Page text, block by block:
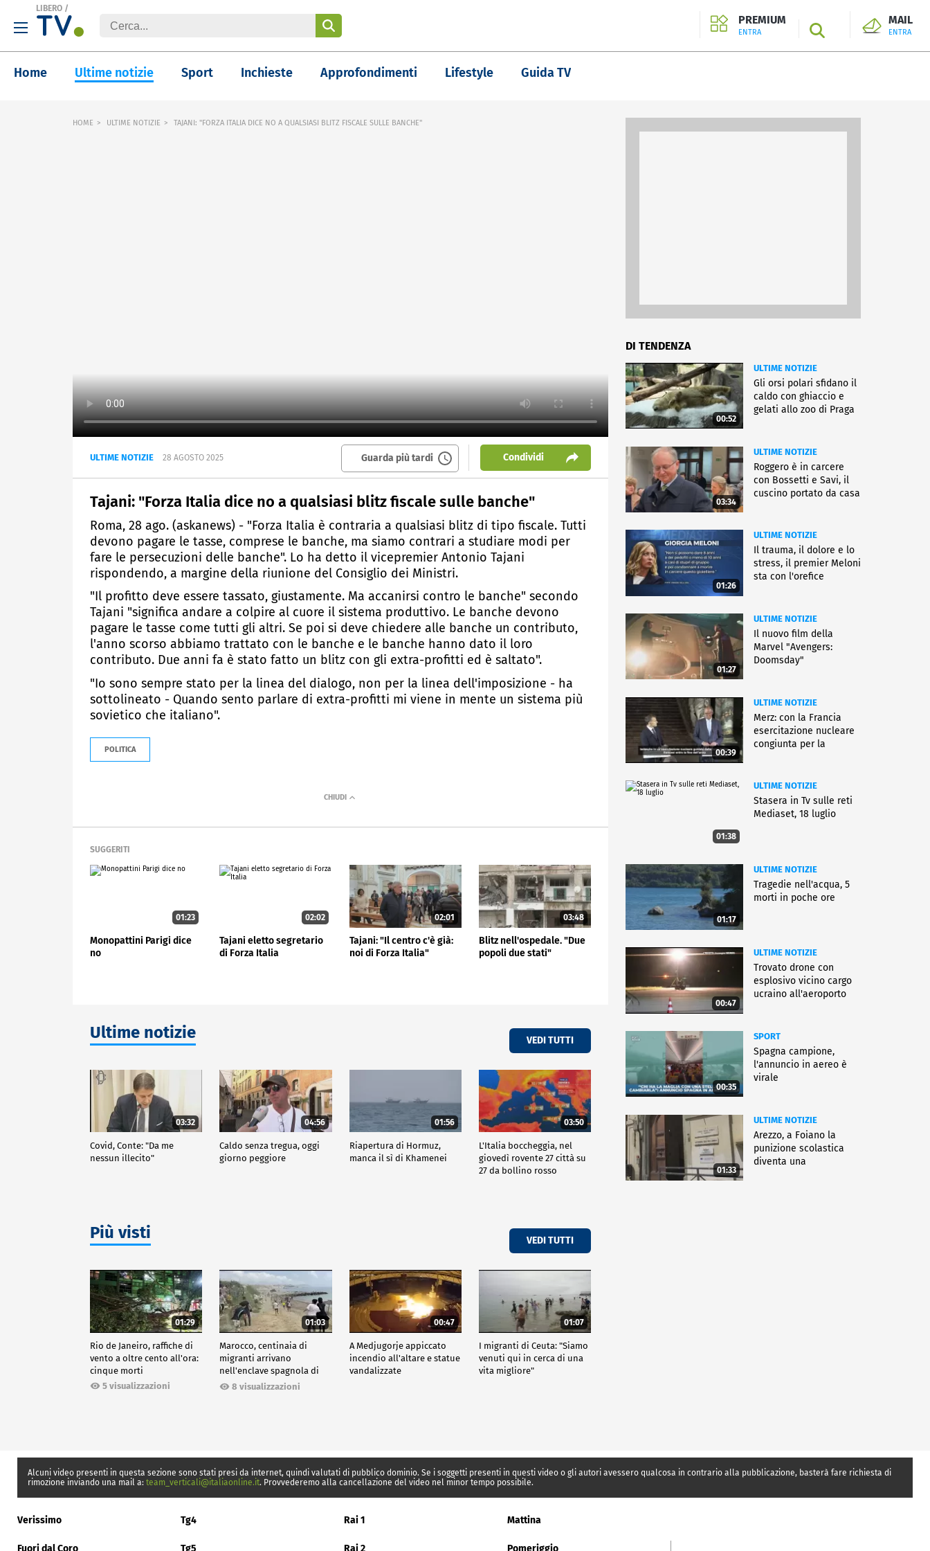
LIBERO /
PREMIUM
ENTRA SEARCH
MAIL
ENTRA
Home Ultime notizie Sport Inchieste Approfondimenti Lifestyle Guida TV
HOME ULTIME NOTIZIE TAJANI: "FORZA ITALIA DICE NO A QUALSIASI BLITZ FISCALE SULLE BANCHE"
ULTIME NOTIZIE 28 AGOSTO 2025 Guarda più tardi Condividi
Tajani: "Forza Italia dice no a qualsiasi blitz fiscale sulle banche"
Roma, 28 ago. (askanews) - "Forza Italia è contraria a qualsiasi blitz di tipo fiscale. Tutti
devono pagare le tasse, comprese le banche, ma siamo contrari a studiare modi per
fare le persecuzioni delle banche". Lo ha detto il vicepremier Antonio Tajani
rispondendo, a margine della riunione del Consiglio dei Ministri.
"Il profitto deve essere tassato, giustamente. Ma accanirsi contro le banche" secondo
Tajani "significa andare a colpire al cuore il sistema produttivo. Le banche devono
pagare le tasse come tutti gli altri. Se poi si deve chiedere alle banche un contributo,
l'anno scorso abbiamo trattato con le banche e le banche hanno dato il loro
contributo. Due anni fa è stato fatto un blitz con gli extra-profitti ed è saltato".
"Io sono sempre stato per la linea del dialogo, non per la linea dell'imposizione - ha
sottolineato - Quando sento parlare di extra-profitti mi viene in mente un sistema più
sovietico che italiano".
POLITICA
SUGGERITI
01:23
Monopattini Parigi dice
no
02:02
Tajani eletto segretario
di Forza Italia
02:01
Tajani: "Il centro c'è già:
noi di Forza Italia"
03:48
Blitz nell'ospedale. "Due
popoli due stati"
Ultime notizie VEDI TUTTI
03:32
Covid, Conte: "Da me
nessun illecito"
04:56
Caldo senza tregua, oggi
giorno peggiore
01:56
Riapertura di Hormuz,
manca il sì di Khamenei
03:50
L'Italia boccheggia, nel
giovedì rovente 27 città su
27 da bollino rosso
Più visti VEDI TUTTI
01:29
Rio de Janeiro, raffiche di
vento a oltre cento all'ora:
cinque morti
5 visualizzazioni
01:03
Marocco, centinaia di
migranti arrivano
nell'enclave spagnola di
Ceuta8 visualizzazioni
00:47
A Medjugorje appiccato
incendio all'altare e statue
vandalizzate
01:07
I migranti di Ceuta: "Siamo
venuti qui in cerca di una
vita migliore"
DI TENDENZA
00:52
ULTIME NOTIZIE
Gli orsi polari sfidano il
caldo con ghiaccio e
gelati allo zoo di Praga
03:34
ULTIME NOTIZIE
Roggero è in carcere
con Bossetti e Savi, il
cuscino portato da casa
01:26
ULTIME NOTIZIE
Il trauma, il dolore e lo
stress, il premier Meloni
sta con l'orefice
01:27
ULTIME NOTIZIE
Il nuovo film della
Marvel "Avengers:
Doomsday"
00:39
ULTIME NOTIZIE
Merz: con la Francia
esercitazione nucleare
congiunta per la
01:38
ULTIME NOTIZIE
Stasera in Tv sulle reti
Mediaset, 18 luglio
01:17
ULTIME NOTIZIE
Tragedie nell'acqua, 5
morti in poche ore
00:47
ULTIME NOTIZIE
Trovato drone con
esplosivo vicino cargo
ucraino all'aeroporto
00:35
SPORT
Spagna campione,
l'annuncio in aereo è
virale
01:33
ULTIME NOTIZIE
Arezzo, a Foiano la
punizione scolastica
diventa una
Alcuni video presenti in questa sezione sono stati presi da internet, quindi valutati di pubblico dominio. Se i soggetti presenti in questi video o gli autori avessero qualcosa in contrario alla pubblicazione, basterà fare richiesta di
rimozione inviando una mail a: team_verticali@italiaonline.it. Provvederemo alla cancellazione del video nel minor tempo possibile.
Verissimo Tg4 Rai 1 Mattina
Fuori dal Coro Tg5 Rai 2 Pomeriggio